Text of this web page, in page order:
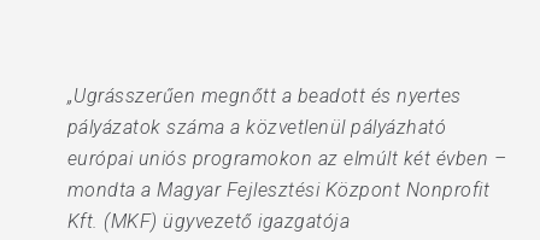
„Ugrásszerűen megnőtt a beadott és nyertes
pályázatok száma a közvetlenül pályázható
európai uniós programokon az elmúlt két évben –
mondta a Magyar Fejlesztési Központ Nonprofit
Kft. (MKF) ügyvezető igazgatója